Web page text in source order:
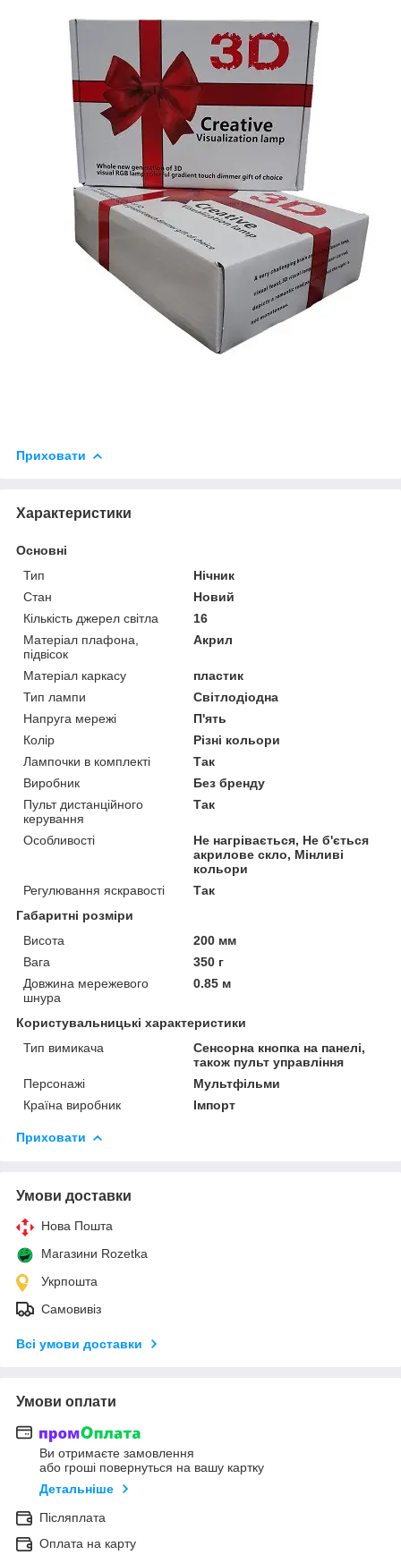
Приховати
Характеристики
Основні
Тип
Нічник
Стан
Новий
Кількість джерел світла
16
Матеріал плафона,
підвісок
Акрил
Матеріал каркасу
пластик
Тип лампи
Світлодіодна
Напруга мережі
П'ять
Колір
Різні кольори
Лампочки в комплекті
Так
Виробник
Без бренду
Пульт дистанційного
керування
Так
Особливості
Не нагрівається, Не б'ється
акрилове скло, Мінливі
кольори
Регулювання яскравості
Так
Габаритні розміри
Висота
200 мм
Вага
350 г
Довжина мережевого
шнура
0.85 м
Користувальницькі характеристики
Тип вимикача
Сенсорна кнопка на панелі,
також пульт управління
Персонажі
Мультфільми
Країна виробник
Імпорт
Приховати
Умови доставки
Нова Пошта
Магазини Rozetka
Укрпошта
Самовивіз
Всі умови доставки
Умови оплати
Ви отримаєте замовлення
або гроші повернуться на вашу картку
Детальніше
Післяплата
Оплата на карту